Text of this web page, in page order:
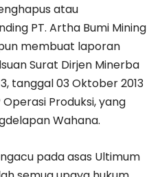
atau
PT. Artha Bumi Mining
membuat laporan
Surat Dirjen Minerba
tanggal 03 Oktober 2013
Produksi, yang
Wahana.
pada asas Ultimum